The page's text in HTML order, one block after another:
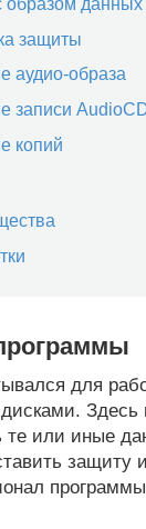
защиты
аудио-образа
записи
копий
для
Здесь
те или иные
защиту